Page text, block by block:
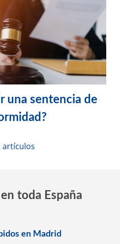
una sentencia de
artículos
en toda España
en Madrid